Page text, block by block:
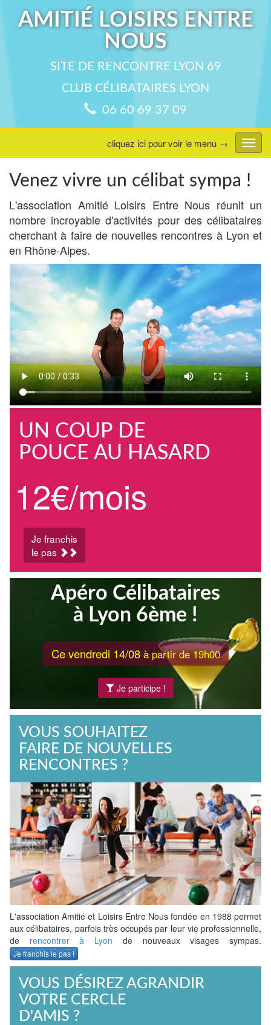
AMITIÉ LOISIRS ENTRE
NOUS
SITE DE RENCONTRE LYON 69
CLUB CÉLIBATAIRES LYON
06 60 69 37 09
menu
cliquez ici pour voir le menu →
Venez vivre un célibat sympa !
L'association Amitié Loisirs Entre Nous réunit un
nombre incroyable d'activités pour des célibataires
cherchant à faire de nouvelles rencontres à Lyon et
en Rhône-Alpes.
UN COUP DE
POUCE AU HASARD
12€/mois
Je franchis
le pas
Apéro Célibataires
à Lyon 6ème !
Ce vendredi 14/08à partir de 19h00
Je participe !
VOUS SOUHAITEZ
FAIRE DE NOUVELLES
RENCONTRES ?
L'association Amitié et Loisirs Entre Nous fondée en 1988 permet
aux célibataires, parfois très occupés par leur vie professionnelle,
de rencontrer à Lyon de nouveaux visages sympas.
Je franchis le pas !
VOUS DÉSIREZ AGRANDIR
VOTRE CERCLE
D'AMIS ?